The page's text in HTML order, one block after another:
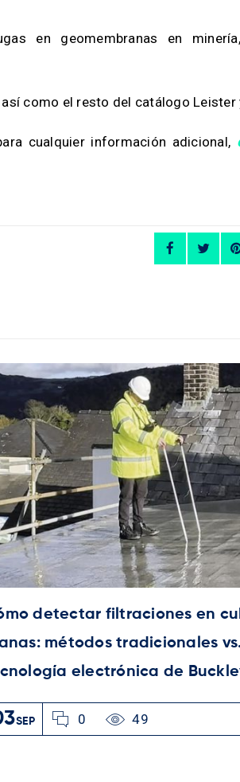
en geomembranas en
como el resto del catálogo Leister
cualquier información adicional,
detectar filtraciones en
métodos tradicionales
electrónica de
SEP 0 49